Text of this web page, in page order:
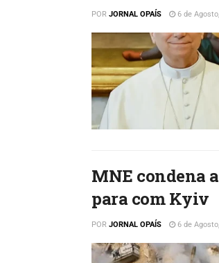
POR JORNAL OPAÍS 6 de
MNE condena
para com Kyiv
POR JORNAL OPAÍS 6 de